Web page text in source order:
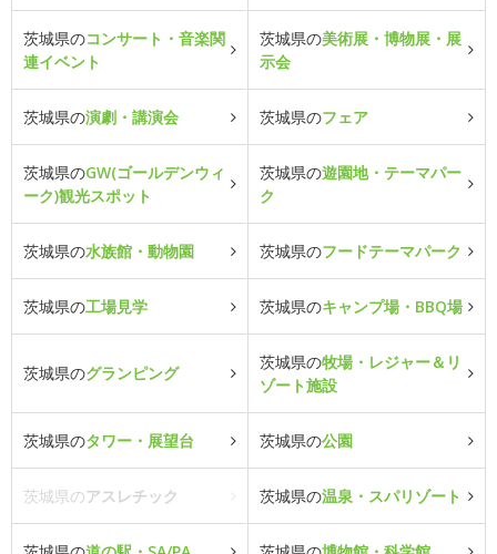
茨城県のコンサート・音楽関
連イベント
茨城県の美術展・博物展・展
示会
茨城県の演劇・講演会 茨城県のフェア
茨城県のGW(ゴールデンウィ
ーク)観光スポット
茨城県の遊園地・テーマパー
ク
茨城県の水族館・動物園 茨城県のフードテーマパーク
茨城県の工場見学 茨城県のキャンプ場・BBQ場
茨城県のグランピング
茨城県の牧場・レジャー＆リ
ゾート施設
茨城県のタワー・展望台 茨城県の公園
茨城県のアスレチック 茨城県の温泉・スパリゾート